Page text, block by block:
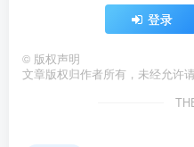
登录
© 版权声明
文章版权归作者所有，未经允许请